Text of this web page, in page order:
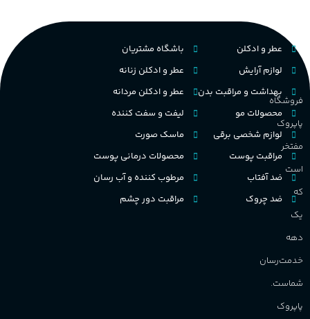
فروشگاه
پاپروک
مفتخر
است
که
یک
دهه
خدمت‌رسان
شماست.
پاپروک
عطر و ادکلن
لوازم آرایش
بهداشت و مراقبت بدن
محصولات مو
لوازم شخصی برقی
مراقبت پوست
ضد آفتاب
ضد چروک
باشگاه مشتریان
عطر و ادکلن زنانه
عطر و ادکلن مردانه
لیفت و سفت کننده
ماسک صورت
محصولات درمانی پوست
مرطوب کننده و آب رسان
مراقبت دور چشم